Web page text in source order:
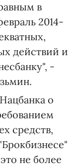
в
2014-
действий и
-
о
средств,
не более